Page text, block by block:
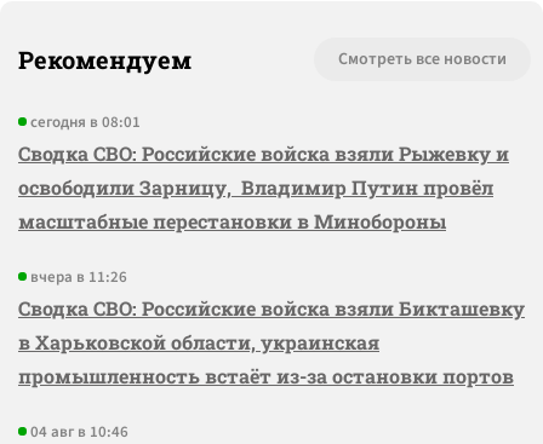
Рекомендуем Смотреть все новости
сегодня в 08:01
Сводка СВО: Российские войска взяли Рыжевку и
освободили Зарницу, Владимир Путин провёл
масштабные перестановки в Минобороны
вчера в 11:26
Сводка СВО: Российские войска взяли Бикташевку
в Харьковской области, украинская
промышленность встаёт из-за остановки портов
04 авг в 10:46